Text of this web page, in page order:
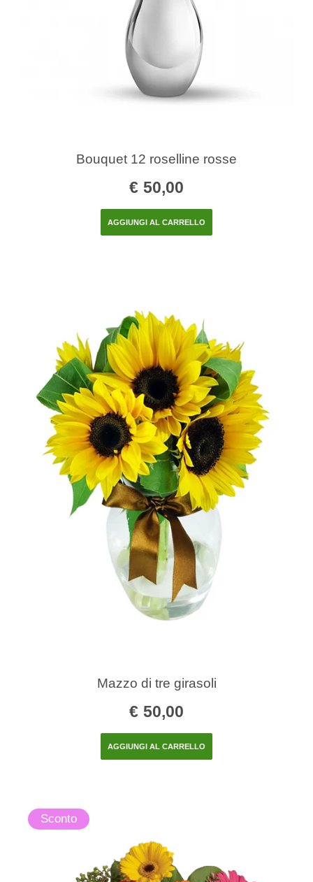
Bouquet 12 roselline rosse
€ 50,00
AGGIUNGI AL CARRELLO
Mazzo di tre girasoli
€ 50,00
AGGIUNGI AL CARRELLO
Sconto